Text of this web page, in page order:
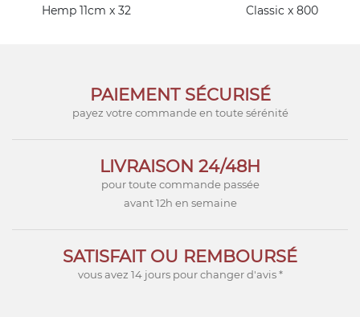
Hemp 11cm x 32
Classic x 800
PAIEMENT SÉCURISÉ
payez votre commande en toute sérénité
LIVRAISON 24/48H
pour toute commande passée
avant 12h en semaine
SATISFAIT OU REMBOURSÉ
vous avez 14 jours pour changer d'avis *